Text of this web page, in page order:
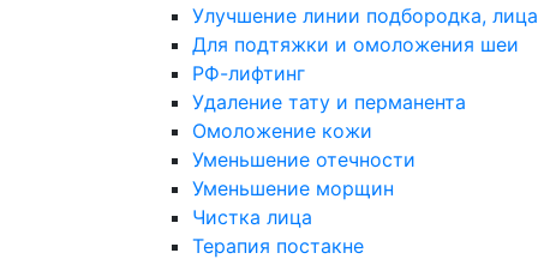
Улучшение линии подбородка, лица
Для подтяжки и омоложения шеи
РФ-лифтинг
Удаление тату и перманента
Омоложение кожи
Уменьшение отечности
Уменьшение морщин
Чистка лица
Терапия постакне